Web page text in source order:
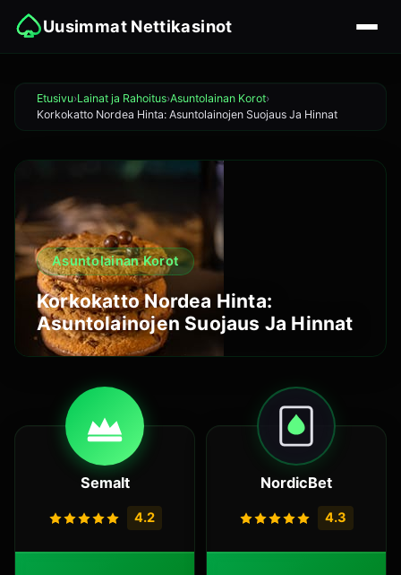
Uusimmat Nettikasinot
Etusivu Lainat ja Rahoitus Asuntolainan Korot
Korkokatto Nordea Hinta: Asuntolainojen Suojaus Ja Hinnat
Asuntolainan Korot
Korkokatto Nordea Hinta:
Asuntolainojen Suojaus Ja Hinnat
Semalt
4.2
NordicBet
4.3